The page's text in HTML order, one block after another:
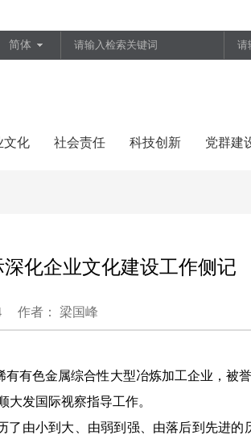
简体
文化 社会责任 科技创新 党群建
化企业文化建设工作侧记
作者： 梁国峰
有色金属综合性大型冶炼加工企业，被
发国际视察指导工作。
了由小到大、由弱到强、由落后到先进的